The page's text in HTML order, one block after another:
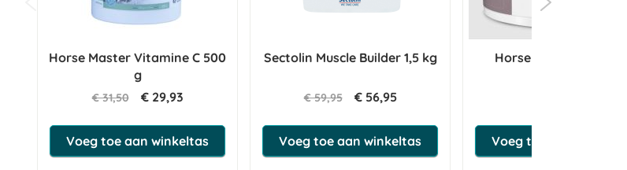
Horse Master Vitamine C 500
g
€ 31,50 € 29,93
Voeg toe aan winkeltas
Sectolin Muscle Builder 1,5 kg
€ 59,95 € 56,95
Voeg toe aan winkeltas
HorseFlex L-Glutamine
Voeg toe aan winkeltas